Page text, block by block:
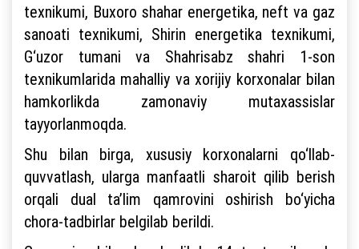
texnikumi, Buxoro shahar energetika, neft va gaz
sanoati texnikumi, Shirin energetika texnikumi,
G‘uzor tumani va Shahrisabz shahri 1-son
texnikumlarida mahalliy va xorijiy korxonalar bilan
hamkorlikda zamonaviy mutaxassislar
tayyorlanmoqda.
Shu bilan birga, xususiy korxonalarni qo‘llab-
quvvatlash, ularga manfaatli sharoit qilib berish
orqali dual ta’lim qamrovini oshirish bo‘yicha
chora-tadbirlar belgilab berildi.